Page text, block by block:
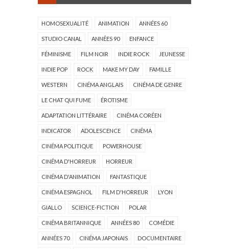
HOMOSEXUALITÉ ANIMATION ANNÉES 60
STUDIO CANAL ANNÉES 90 ENFANCE
FÉMINISME FILM NOIR INDIE ROCK JEUNESSE
INDIE POP ROCK MAKE MY DAY FAMILLE
WESTERN CINÉMA ANGLAIS CINÉMA DE GENRE
LE CHAT QUI FUME ÉROTISME
ADAPTATION LITTÉRAIRE CINÉMA CORÉEN
INDICATOR ADOLESCENCE CINÉMA
CINÉMA POLITIQUE POWERHOUSE
CINÉMA D'HORREUR HORREUR
CINÉMA D'ANIMATION FANTASTIQUE
CINÉMA ESPAGNOL FILM D'HORREUR LYON
GIALLO SCIENCE-FICTION POLAR
CINÉMA BRITANNIQUE ANNÉES 80 COMÉDIE
ANNÉES 70 CINÉMA JAPONAIS DOCUMENTAIRE